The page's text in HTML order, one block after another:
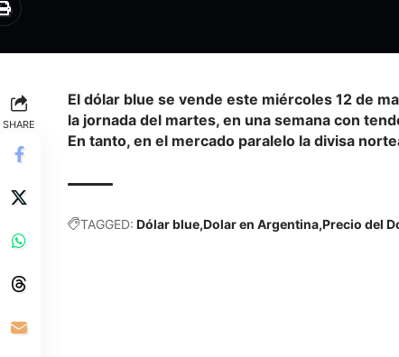
SHARE
El dólar blue se vende este miércoles 12 de
la jornada del martes, en una semana con
En tanto, en el mercado paralelo la divisa
TAGGED: Dólar blue Dolar en Argentina Precio del